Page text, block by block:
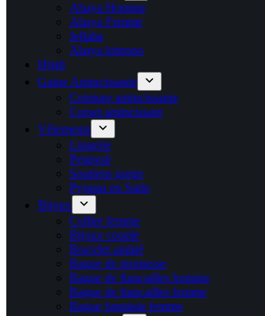
Abaya Homme
Abaya Femme
Jellaba
Abaya kimono
Hijab
Gaine Amincissante
Ceinture amincissante
Corset amincissant
Vêtements
Lingerie
Peignoir
Soutiens gorge
Pyjama en Satin
Bijoux
Collier femme
Bijoux couple
Bracelet amitié
Bague de promesse
Bague de fiançailles homme
Bague de fiançailles femme
Bague fantaisie femme